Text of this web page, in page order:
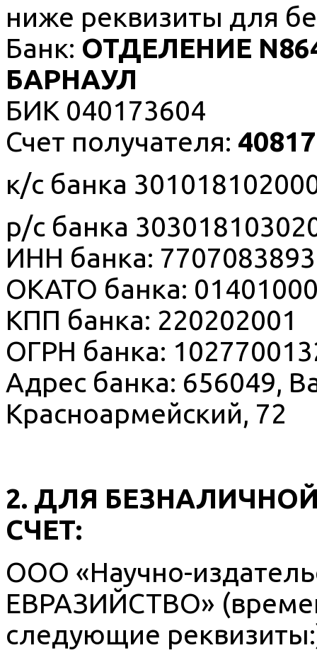
ниже реквизиты для
Банк: ОТДЕЛЕНИЕ
БАРНАУЛ
БИК 040173604
Счет получателя:
к/с банка
р/с банка
ИНН банка: 7707083893
ОКАТО банка:
КПП банка: 220202001
ОГРН банка:
Адрес банка: 656049,
Красноармейский, 72
2. ДЛЯ
СЧЕТ:
ООО «Научно-
ЕВРАЗИЙСТВО»
следующие